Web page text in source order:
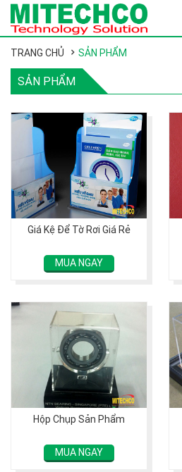
TRANG CHỦ SẢN PHẨM
SẢN PHẨM
Giá Kệ Để Tờ Rơi Giá Rẻ
MUA NGAY
Hộp Chụp Sản Phẩm
MUA NGAY